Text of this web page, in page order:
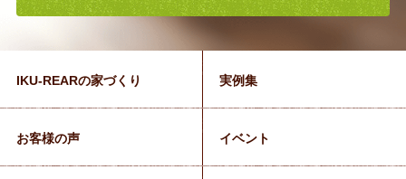
IKU-REARの家づくり 実例集
お客様の声 イベント